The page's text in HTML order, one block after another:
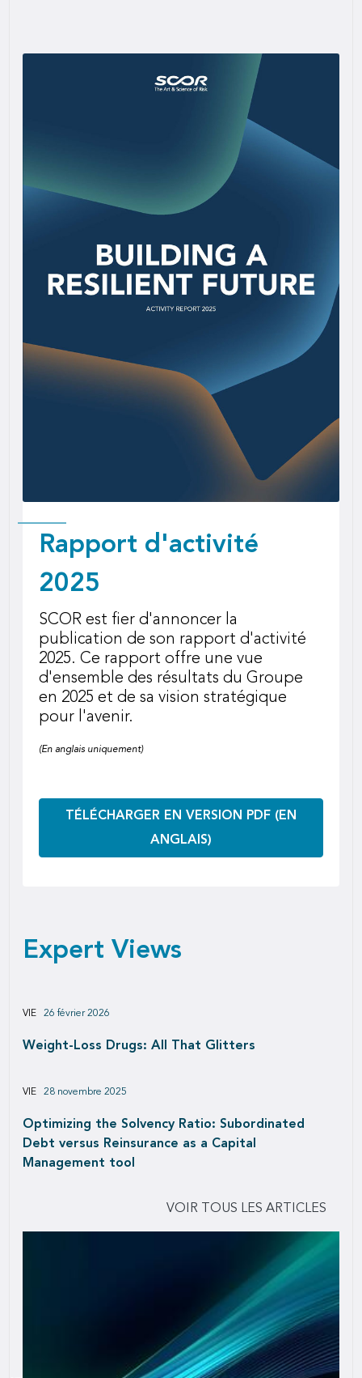
Rapport d'activité
2025
SCOR est fier d'annoncer la
publication de son rapport d'activité
2025. Ce rapport offre une vue
d'ensemble des résultats du Groupe
en 2025 et de sa vision stratégique
pour l'avenir.
(En anglais uniquement)
TÉLÉCHARGER EN VERSION PDF (EN
ANGLAIS)
Expert Views
Weight-Loss Drugs: All That Glitters
VIE 26 février 2026
Optimizing the Solvency Ratio: Subordinated
Debt versus Reinsurance as a Capital
Management tool
VIE 28 novembre 2025
VOIR TOUS LES ARTICLES